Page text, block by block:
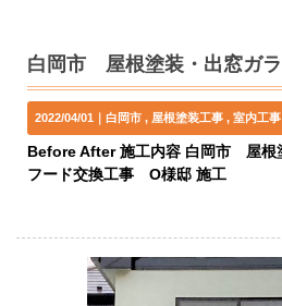
2022/04/01｜白岡市 屋根塗装工事 室内工事
Before After 施工内容 白岡市 屋根
フード交換工事 O様邸 施工